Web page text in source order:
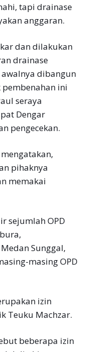
tapi drainase
anggaran.
dan dilakukan
drainase
dibangun
pembenahan ini
seraya
Dengar
pengecekan.
pihaknya
memakai
sejumlah OPD
Sunggal,
masing OPD
izin
Teuku Machzar.
beberapa izin